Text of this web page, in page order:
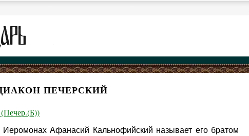
ПЕЧЕРСКИЙ
(Печер.(Б))
Афанасий Кальнофийский называет его братом